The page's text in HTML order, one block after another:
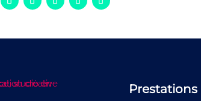
Prestations